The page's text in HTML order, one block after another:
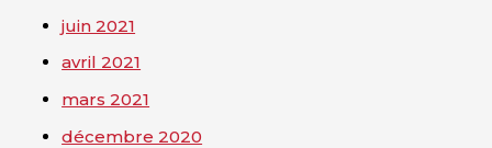
juin 2021
avril 2021
mars 2021
décembre 2020